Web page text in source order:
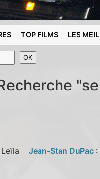
TOP FILMS LES
Leïla Jean-Stan DuPac